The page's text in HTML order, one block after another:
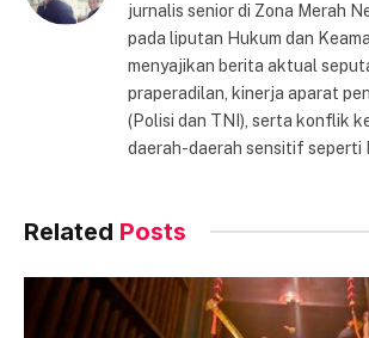
jurnalis senior di Zona Merah
pada liputan Hukum dan
menyajikan berita aktual
praperadilan, kinerja aparat
(Polisi dan TNI), serta konflik
daerah-daerah sensitif seperti
Related Posts